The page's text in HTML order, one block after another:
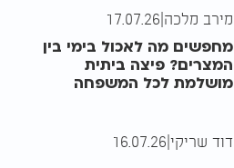
מירב מלכה 17.07.26
מחפשים מה לאכול בימי בין
המצרים? פיצה ביתית
מושלמת לכל המשפחה
דוד שריקי 16.07.26